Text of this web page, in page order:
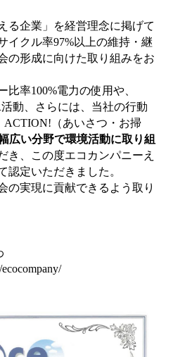
る企業」を経営理念に掲げて
イクル率97%以上の維持・継
の形成に向けた取り組みをお
比率100%電力の使用や、
動、さらには、当社の行動
（あいさつ・お掃
広い分野で環境活動に取り組
き、この度エコカンパニーえ
認定いただきました。
の実現に貢献できるよう取り